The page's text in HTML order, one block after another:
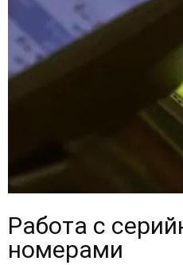
Работа с
номерами